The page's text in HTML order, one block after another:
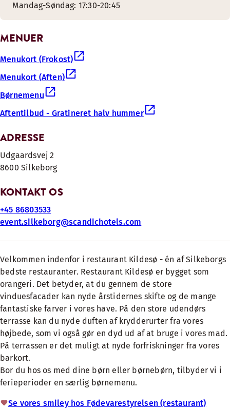
Mandag-Søndag: 17:30-20:45
MENUER
Menukort (Frokost)
Menukort (Aften)
Børnemenu
Aftentilbud - Gratineret halv hummer
ADRESSE
Udgaardsvej 2
8600 Silkeborg
KONTAKT OS
+45 86803533
event.silkeborg@scandichotels.com
Velkommen indenfor i restaurant Kildesø - én af Silkeborgs
bedste restauranter. Restaurant Kildesø er bygget som
orangeri. Det betyder, at du gennem de store
vinduesfacader kan nyde årstidernes skifte og de mange
fantastiske farver i vores have. På den store udendørs
terrasse kan du nyde duften af krydderurter fra vores
højbede, som vi også gør en dyd ud af at bruge i vores mad.
På terrassen er det muligt at nyde forfriskninger fra vores
barkort.
Bor du hos os med dine børn eller børnebørn, tilbyder vi i
ferieperioder en særlig børnemenu.
Se vores smiley hos Fødevarestyrelsen (restaurant)